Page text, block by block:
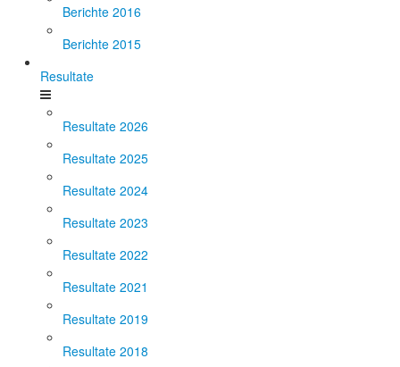
Berichte 2016
Berichte 2015
Resultate
Resultate 2026
Resultate 2025
Resultate 2024
Resultate 2023
Resultate 2022
Resultate 2021
Resultate 2019
Resultate 2018